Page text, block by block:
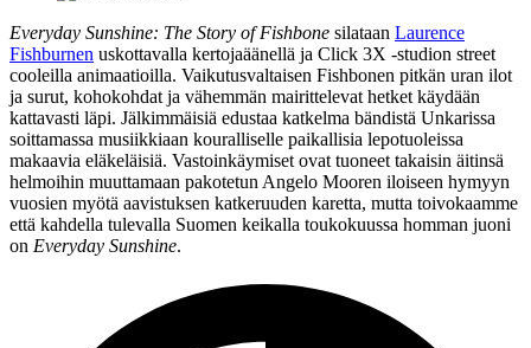
Everyday Sunshine: The Story of Fishbone silataan Laurence
Fishburnen uskottavalla kertojaäänellä ja Click 3X ‑studion street
cooleilla animaatioilla. Vaikutusvaltaisen Fishbonen pitkän uran ilot
ja surut, kohokohdat ja vähemmän mairittelevat hetket käydään
kattavasti läpi. Jälkimmäisiä edustaa katkelma bändistä Unkarissa
soittamassa musiikkiaan kouralliselle paikallisia lepotuoleissa
makaavia eläkeläisiä. Vastoinkäymiset ovat tuoneet takaisin äitinsä
helmoihin muuttamaan pakotetun Angelo Mooren iloiseen hymyyn
vuosien myötä aavistuksen katkeruuden karetta, mutta toivokaamme
että kahdella tulevalla Suomen keikalla toukokuussa homman juoni
on Everyday Sunshine.